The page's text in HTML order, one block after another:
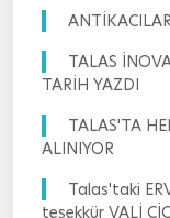
TALAS
TARİH YAZDI
TALAS'TA
ALINIYOR
Talas'taki
teşekkür VALİ